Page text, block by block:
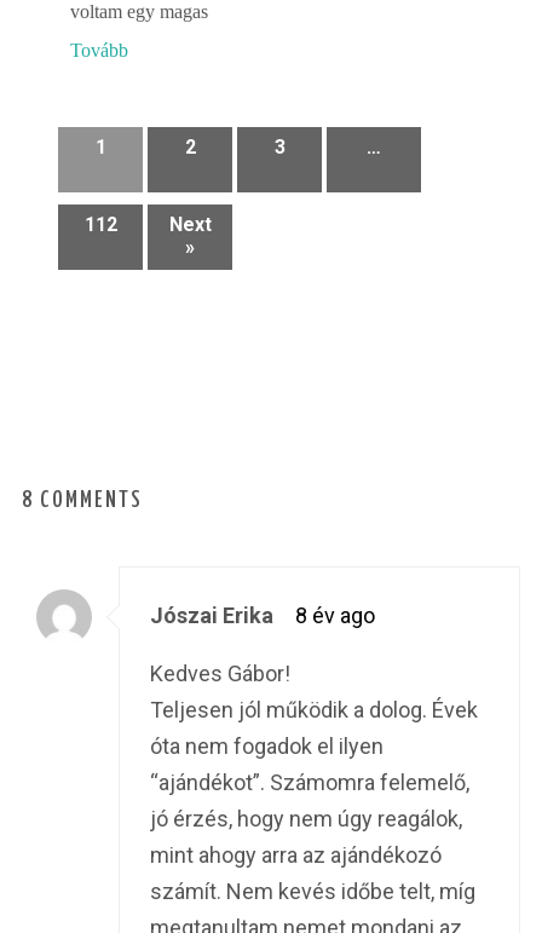
voltam egy magas
Tovább
1 2 3 …
112
Next
»
8 COMMENTS
Jószai Erika 8 év ago
Kedves Gábor!
Teljesen jól működik a dolog. Évek
óta nem fogadok el ilyen
“ajándékot”. Számomra felemelő,
jó érzés, hogy nem úgy reagálok,
mint ahogy arra az ajándékozó
számít. Nem kevés időbe telt, míg
megtanultam nemet mondani az